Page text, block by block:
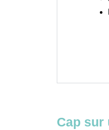
Cap sur